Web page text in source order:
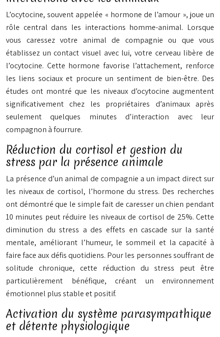
L’ocytocine, souvent appelée « hormone de l’amour », joue un
rôle central dans les interactions homme-animal. Lorsque
vous caressez votre animal de compagnie ou que vous
établissez un contact visuel avec lui, votre cerveau libère de
l’ocytocine. Cette hormone favorise l’attachement, renforce
les liens sociaux et procure un sentiment de bien-être. Des
études ont montré que les niveaux d’ocytocine augmentent
significativement chez les propriétaires d’animaux après
seulement quelques minutes d’interaction avec leur
compagnon à fourrure.
Réduction du cortisol et gestion du
stress par la présence animale
La présence d’un animal de compagnie a un impact direct sur
les niveaux de cortisol, l’hormone du stress. Des recherches
ont démontré que le simple fait de caresser un chien pendant
10 minutes peut réduire les niveaux de cortisol de 25%. Cette
diminution du stress a des effets en cascade sur la santé
mentale, améliorant l’humeur, le sommeil et la capacité à
faire face aux défis quotidiens. Pour les personnes souffrant de
solitude chronique, cette réduction du stress peut être
particulièrement bénéfique, créant un environnement
émotionnel plus stable et positif.
Activation du système parasympathique
et détente physiologique